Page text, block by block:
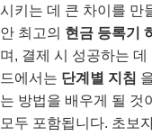
시키는 데 큰 차이를 만
안 최고의 현금 등록기
며, 결제 시 성공하는 데
드에서는 단계별 지침
는 방법을 배우게 될 것
모두 포함됩니다. 초보